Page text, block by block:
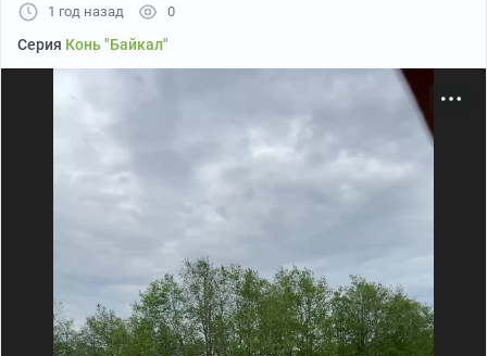
1 год назад 0
Серия Конь "Байкал"